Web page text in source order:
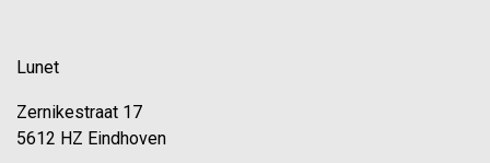
Lunet
Zernikestraat 17
5612 HZ Eindhoven